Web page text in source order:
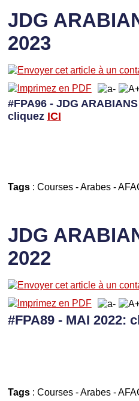
JDG
2023
#FPA96 - JDG
cliquez ICI
Tags: Courses-Arabes-
JDG
2022
#FPA89 - MAI 2022:
Tags: Courses- Arabes-